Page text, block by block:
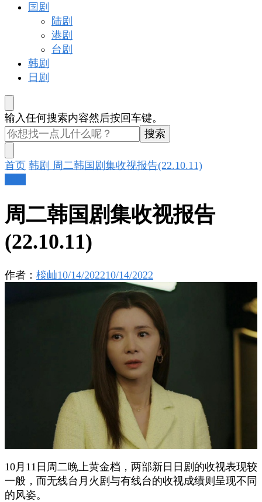
国剧
陆剧
港剧
台剧
韩剧
日剧
找
什
么
东
西
吗?
输入任何搜索内容然后按回车键。
首页 韩剧 周二韩国剧集收视报告(22.10.11)
周二韩国剧集收视报告
(22.10.11)
作者： 棪屾10/14/202210/14/2022
10月11日周二晚上黄金档，两部新日日剧的收视表现较
一般，而无线台月火剧与有线台的收视成绩则呈现不同
的风姿。